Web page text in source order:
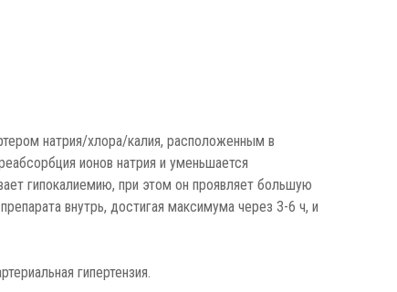
натрия/хлора/калия, расположенным в
ионов натрия и уменьшается
гипокалиемию, при этом он проявляет большую
внутрь, достигая максимума через 3-6 ч, и
гипертензия.